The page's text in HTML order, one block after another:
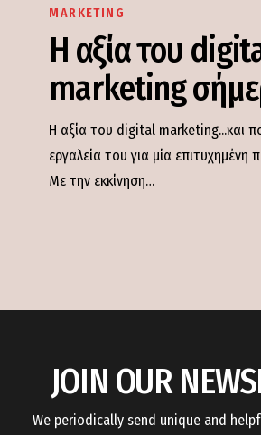
digital
marketing
MARKETING
Η αξία του
marketing
Η αξία του digital marketing...και
εργαλεία του για μία
Με την εκκίνηση…
JOIN OUR
We periodically send unique and